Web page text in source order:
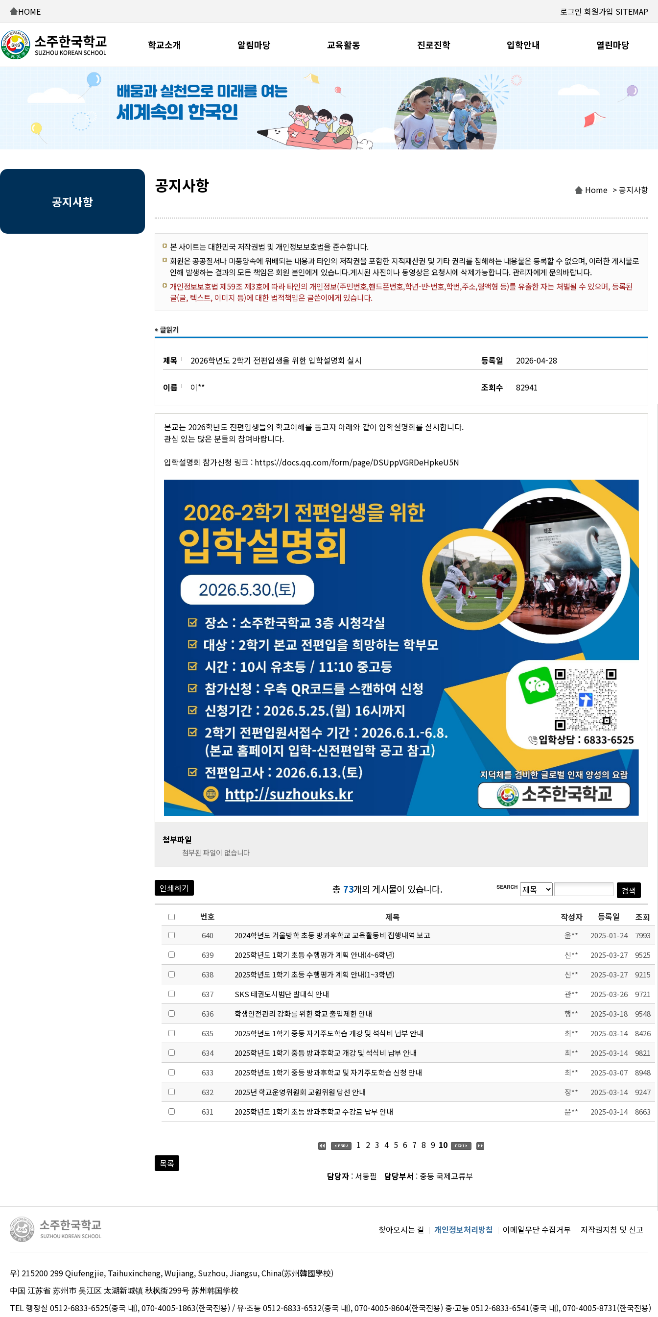
HOME 로그인 회원가입 SITEMAP
학교소개 알림마당 교육활동 진로진학 입학안내 열린마당
공지사항
공지사항 Home > 공지사항
본 사이트는 대한민국 저작권법 및 개인정보보호법을 준수합니다.
회원은 공공질서나 미풍양속에 위배되는 내용과 타인의 저작권을 포함한 지적재산권 및 기타 권리를 침해하는 내용물은 등록할 수 없으며, 이러한 게시물로
인해 발생하는 결과의 모든 책임은 회원 본인에게 있습니다.게시된 사진이나 동영상은 요청시에 삭제가능합니다. 관리자에게 문의바랍니다.
개인정보보호법 제59조 제3호에 따라 타인의 개인정보(주민번호,핸드폰번호,학년-반-번호,학번,주소,혈액형 등)를 유출한 자는 처벌될 수 있으며, 등록된
글(글, 텍스트, 이미지 등)에 대한 법적책임은 글쓴이에게 있습니다.
제목 2026학년도 2학기 전편입생을 위한 입학설명회 실시 등록일 2026-04-28
이름 이** 조회수 82941
본교는 2026학년도 전편입생들의 학교이해를 돕고자 아래와 같이 입학설명회를 실시합니다.
관심 있는 많은 분들의 참여바랍니다.
입학설명회 참가신청 링크 : https://docs.qq.com/form/page/DSUppVGRDeHpkeU5N
첨부파일
첨부된 파일이 없습니다
인쇄하기 총 73개의 게시물이 있습니다.
번호 제목 작성자 등록일 조회
640 2024학년도 겨울방학 초등 방과후학교 교육활동비 집행내역 보고 윤** 2025-01-24
7993
639
2025학년도 1학기 초등 수행평가 계획 안내(4~6학년) 신** 2025-03-27
9525
638
2025학년도 1학기 초등 수행평가 계획 안내(1~3학년) 신** 2025-03-27
9215
637
SKS 태권도시범단 발대식 안내 관** 2025-03-26
9721
636
학생안전관리 강화를 위한 학교 출입제한 안내 행** 2025-03-18
9548
635
2025학년도 1학기 중등 자기주도학습 개강 및 석식비 납부 안내 최** 2025-03-14
8426
634
2025학년도 1학기 중등 방과후학교 개강 및 석식비 납부 안내 최** 2025-03-14
9821
633
2025학년도 1학기 중등 방과후학교 및 자기주도학습 신청 안내 최** 2025-03-07
8948
632
2025년 학교운영위원회 교원위원 당선 안내 장** 2025-03-14
9247
631
2025학년도 1학기 초등 방과후학교 수강료 납부 안내 윤** 2025-03-14 8663
1 2 3 4 5 6 7 8 9 10
목록
담당자 : 서동필 담당부서 : 중등 국제교류부
찾아오시는 길 개인정보처리방침 이메일무단 수집거부 저작권지침 및 신고
우) 215200 299 Qiufengjie, Taihuxincheng, Wujiang, Suzhou, Jiangsu, China(苏州韓國學校)
中国 江苏省 苏州市 吴江区 太湖新城镇 秋枫街299号 苏州韩国学校
TEL 행정실 0512-6833-6525(중국 내), 070-4005-1863(한국전용) / 유·초등 0512-6833-6532(중국 내), 070-4005-8604(한국전용) 중·고등 0512-6833-6541(중국 내), 070-4005-8731(한국전용)